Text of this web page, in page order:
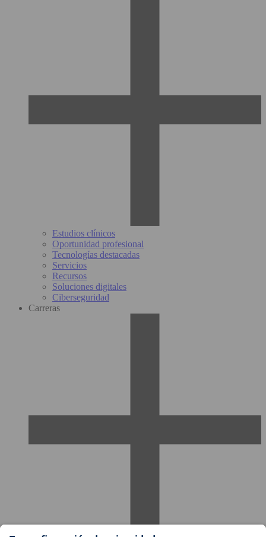
Estudios clínicos
Oportunidad profesional
Tecnologías destacadas
Servicios
Recursos
Soluciones digitales
Ciberseguridad
Carreras